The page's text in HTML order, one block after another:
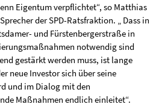
Eigentum verpflichtet“, so Matthias
der SPD-Ratsfraktion. „ Dass in
und Fürstenbergerstraße in
notwendig sind
gestärkt werden muss, ist lange
neue Investor sich über seine
und im Dialog mit den
Maßnahmen endlich einleitet“.